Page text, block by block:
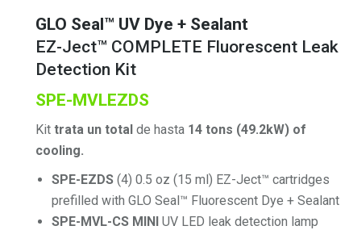
GLO Seal™ UV Dye + Sealant
EZ-Ject™ COMPLETE Fluorescent Leak
Detection Kit
SPE-MVLEZDS
Kit trata un totalde hasta 14 tons (49.2kW) of
cooling.
SPE-EZDS(4) 0.5 oz (15 ml) EZ-Ject™ cartridges
prefilled with GLO Seal™ Fluorescent Dye + Sealant
SPE-MVL-CS MINIUV LED leak detection lamp